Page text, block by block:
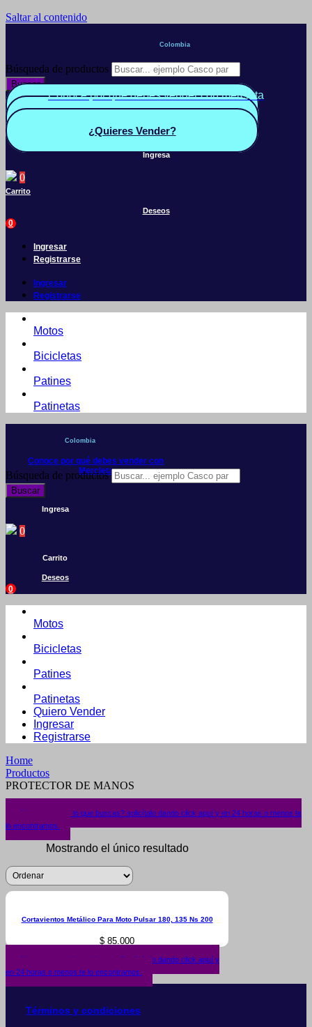
Saltar al contenido
Colombia
Búsqueda de productos
Buscar
Conoce por qué debes vender con mercleta
Quiero Vender
¿Quieres Vender?
Ingresa
0
Carrito
Deseos
0
Ingresar
Registrarse
Ingresar
Registrarse
Motos
Bicicletas
Patines
Patinetas
Colombia
Conoce por qué debes vender con
Mercleta
Búsqueda de productos
Buscar
Ingresa
0
Carrito
Deseos
0
Motos
Bicicletas
Patines
Patinetas
Quiero Vender
Ingresar
Registrarse
Home
Productos
PROTECTOR DE MANOS
¿No encuentras lo que buscas? solicítalo dando click aquí y en 24 horas o menos te
lo encontramos.
Mostrando el único resultado
Cortavientos Metálico Para Moto Pulsar 180, 135 Ns 200
$ 85.000
¿No encuentras lo que buscas? solicítalo dando click aquí y
en 24 horas o menos te lo encontramos.
Términos y condiciones